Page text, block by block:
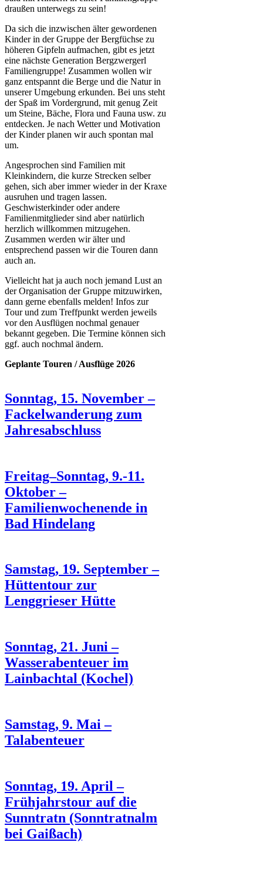
draußen unterwegs zu sein!
Da sich die inzwischen älter gewordenen
Kinder in der Gruppe der Bergfüchse zu
höheren Gipfeln aufmachen, gibt es jetzt
eine nächste Generation Bergzwergerl
Familiengruppe! Zusammen wollen wir
ganz entspannt die Berge und die Natur in
unserer Umgebung erkunden. Bei uns steht
der Spaß im Vordergrund, mit genug Zeit
um Steine, Bäche, Flora und Fauna usw. zu
entdecken. Je nach Wetter und Motivation
der Kinder planen wir auch spontan mal
um.
Angesprochen sind Familien mit
Kleinkindern, die kurze Strecken selber
gehen, sich aber immer wieder in der Kraxe
ausruhen und tragen lassen.
Geschwisterkinder oder andere
Familienmitglieder sind aber natürlich
herzlich willkommen mitzugehen.
Zusammen werden wir älter und
entsprechend passen wir die Touren dann
auch an.
Vielleicht hat ja auch noch jemand Lust an
der Organisation der Gruppe mitzuwirken,
dann gerne ebenfalls melden! Infos zur
Tour und zum Treffpunkt werden jeweils
vor den Ausflügen nochmal genauer
bekannt gegeben. Die Termine können sich
ggf. auch nochmal ändern.
Geplante Touren / Ausflüge 2026
Sonntag, 15. November –
Fackelwanderung zum
Jahresabschluss
Freitag–Sonntag, 9.-11.
Oktober –
Familienwochenende in
Bad Hindelang
Samstag, 19. September –
Hüttentour zur
Lenggrieser Hütte
Sonntag, 21. Juni –
Wasserabenteuer im
Lainbachtal (Kochel)
Samstag, 9. Mai –
Talabenteuer
Sonntag, 19. April –
Frühjahrstour auf die
Sunntratn (Sonntratnalm
bei Gaißach)